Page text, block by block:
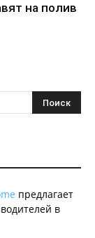
на полив
предлагает
в